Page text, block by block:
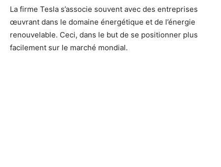
La firme Tesla s’associe souvent avec des entreprises
œuvrant dans le domaine énergétique et de l’énergie
renouvelable. Ceci, dans le but de se positionner plus
facilement sur le marché mondial.